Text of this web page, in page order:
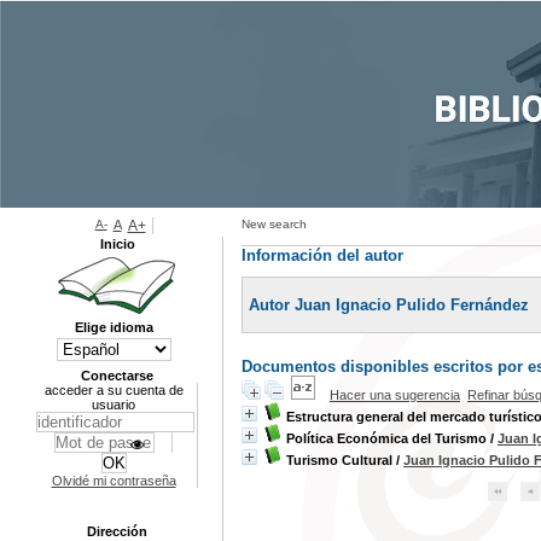
New search
Información del autor
Autor Juan Ignacio Pulido Fernández
Documentos disponibles escritos por
Hacer una sugerencia Refinar
Estructura general del mercado turístico
Política Económica del Turismo / Juan
Turismo Cultural / Juan Ignacio Pulido
A- A A+
Inicio
Elige idioma
Conectarse
acceder a su cuenta de
usuario
Olvidé mi contraseña
Dirección